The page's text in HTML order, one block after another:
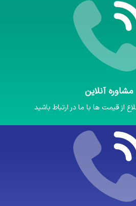
آنلاین
قیمت ها با ما در ارتباط باشید